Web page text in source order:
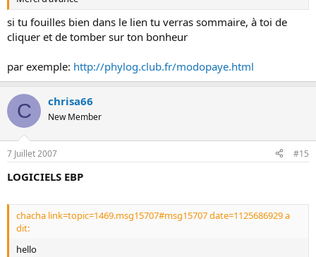
si tu fouilles bien dans le lien tu verras sommaire, à toi de
cliquer et de tomber sur ton bonheur
par exemple: http://phylog.club.fr/modopaye.html
C chrisa66
New Member
7 Juillet 2007 #15
LOGICIELS EBP
chacha link=topic=1469.msg15707#msg15707 date=1125686929 a
dit:
hello